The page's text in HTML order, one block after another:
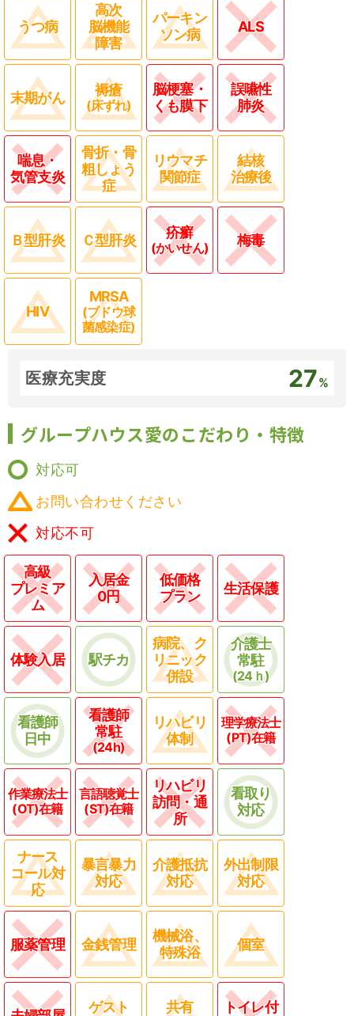
うつ病
高次
脳機能
障害
パーキン
ソン病
ALS
末期がん 褥瘡
(床ずれ)
脳梗塞・
くも膜下
誤嚥性
肺炎
喘息・
気管支炎
骨折・骨
粗しょう
症
リウマチ
関節症
結核
治療後
Ｂ型肝炎 Ｃ型肝炎 疥癬
(かいせん) 梅毒
HIV
MRSA
(ブドウ球
菌感染症)
医療充実度 27%
グループハウス愛のこだわり・特徴
対応可
お問い合わせください
対応不可
高級
プレミア
ム
入居金
0円
低価格
プラン
生活保護
体験入居 駅チカ
病院、ク
リニック
併設
介護士
常駐
(24ｈ)
看護師
日中
看護師
常駐
(24h)
リハビリ
体制
理学療法士
(PT)在籍
作業療法士
(OT)在籍
言語聴覚士
(ST)在籍
リハビリ
訪問・通
所
看取り
対応
ナース
コール対
応
暴言暴力
対応
介護抵抗
対応
外出制限
対応
服薬管理 金銭管理
機械浴、
特殊浴
個室
ゲスト
共有
トイレ付